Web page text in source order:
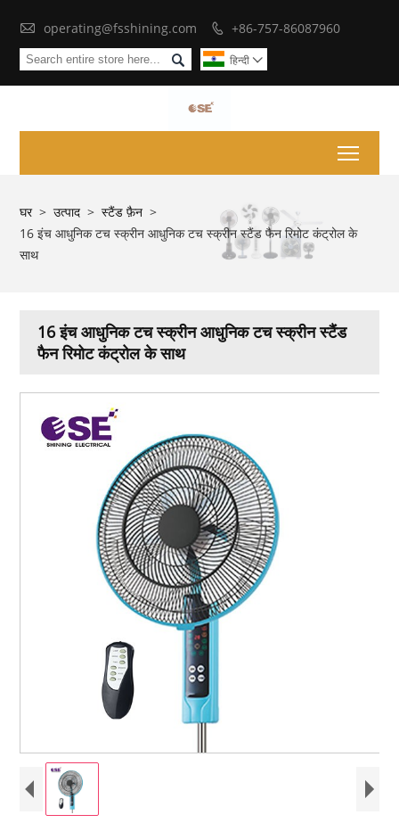
 operating@fsshining.com  +86-757-86087960
 हिन्दी 
घर > उत्पाद > स्टैंड फ़ैन >
16 इंच आधुनिक टच स्क्रीन आधुनिक टच स्क्रीन स्टैंड फैन रिमोट कंट्रोल के
साथ
16 इंच आधुनिक टच स्क्रीन आधुनिक टच स्क्रीन स्टैंड
फैन रिमोट कंट्रोल के साथ